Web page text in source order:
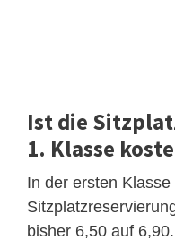
Ist die
1. Klasse
In der ersten
bisher 6,50 auf